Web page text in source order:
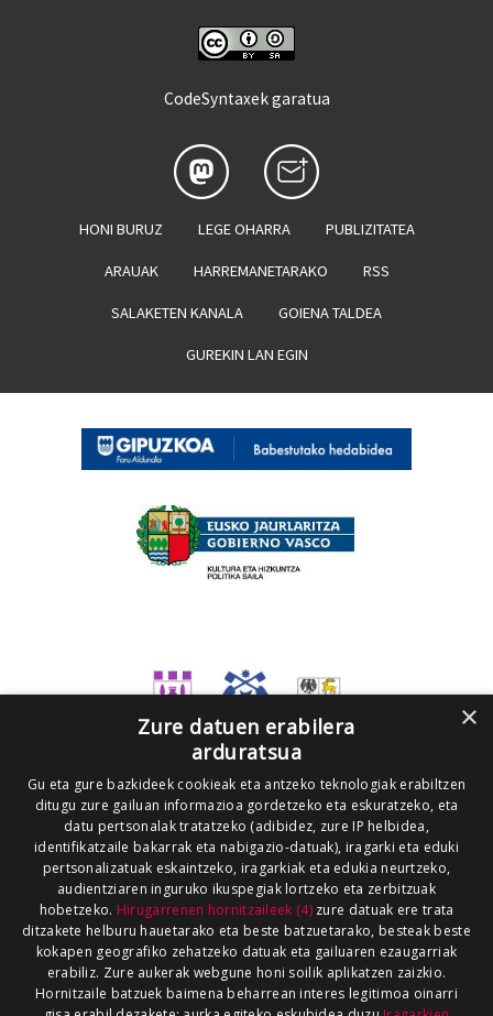
CodeSyntaxek garatua
HONI BURUZ LEGE OHARRA PUBLIZITATEA
ARAUAK HARREMANETARAKO RSS
SALAKETEN KANALA GOIENA TALDEA
GUREKIN LAN EGIN
×
Zure datuen erabilera
arduratsua
Gu eta gure bazkideek cookieak eta antzeko teknologiak erabiltzen
ditugu zure gailuan informazioa gordetzeko eta eskuratzeko, eta
datu pertsonalak tratatzeko (adibidez, zure IP helbidea,
identifikatzaile bakarrak eta nabigazio-datuak), iragarki eta eduki
pertsonalizatuak eskaintzeko, iragarkiak eta edukia neurtzeko,
audientziaren inguruko ikuspegiak lortzeko eta zerbitzuak
hobetzeko. Hirugarrenen hornitzaileek (4)zure datuak ere trata
ditzakete helburu hauetarako eta beste batzuetarako, besteak beste
kokapen geografiko zehatzeko datuak eta gailuaren ezaugarriak
erabiliz. Zure aukerak webgune honi soilik aplikatzen zaizkio.
Hornitzaile batzuek baimena beharrean interes legitimoa oinarri